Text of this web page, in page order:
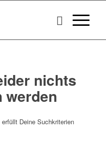
nichts
werden
Deine Suchkriterien